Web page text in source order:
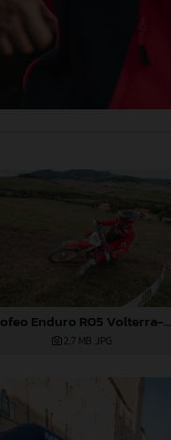
Trofeo Enduro R05 Volterra-716
2,7 MB .JPG